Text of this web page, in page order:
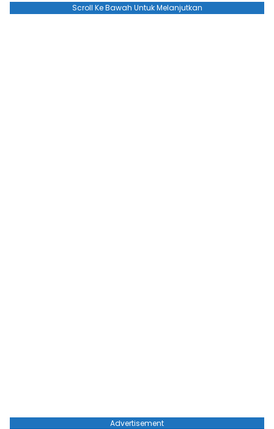
Scroll Ke Bawah Untuk Melanjutkan
Advertisement